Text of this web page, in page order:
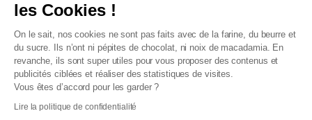
les Cookies !
On le sait, nos cookies ne sont pas faits avec de la farine, du beurre et
du sucre. Ils n’ont ni pépites de chocolat, ni noix de macadamia. En
revanche, ils sont super utiles pour vous proposer des contenus et
publicités ciblées et réaliser des statistiques de visites.
Vous êtes d’accord pour les garder ?
Lire la politique de confidentialité
Conditions générales de vente
Conditions générales du programme de fidélité
Charte de données personnelles
Conditions générales de vente Pro
Déclaration d’accessibilité